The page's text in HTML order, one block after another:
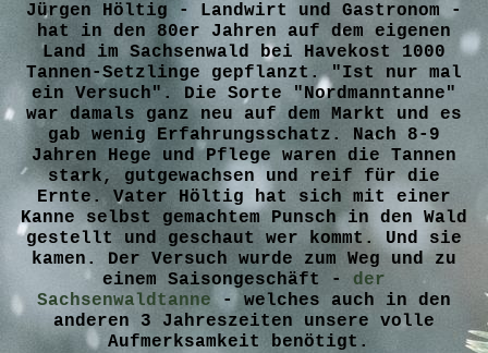
Jürgen Höltig - Landwirt und Gastronom -
hat in den 80er Jahren auf dem eigenen
Land im Sachsenwald bei Havekost 1000
Tannen-Setzlinge gepflanzt. "Ist nur mal
ein Versuch". Die Sorte "Nordmanntanne"
war damals ganz neu auf dem Markt und es
gab wenig Erfahrungsschatz. Nach 8-9
Jahren Hege und Pflege waren die Tannen
stark, gutgewachsen und reif für die
Ernte. Vater Höltig hat sich mit einer
Kanne selbst gemachtem Punsch in den Wald
gestellt und geschaut wer kommt. Und sie
kamen. Der Versuch wurde zum Weg und zu
einem Saisongeschäft - der
Sachsenwaldtanne - welches auch in den
anderen 3 Jahreszeiten unsere volle
Aufmerksamkeit benötigt.